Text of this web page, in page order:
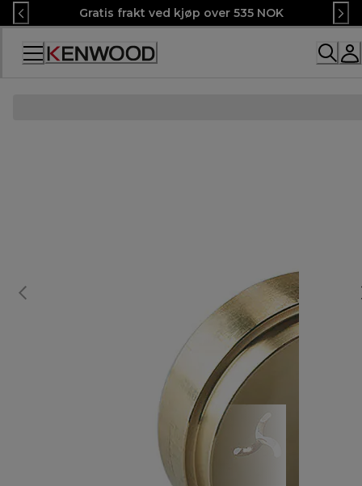
Skip
to
Content
Gratis frakt ved kjøp over 535 NOK